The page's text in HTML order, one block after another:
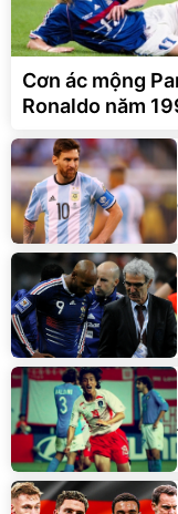
Cơn ác mộng
Ronaldo năm